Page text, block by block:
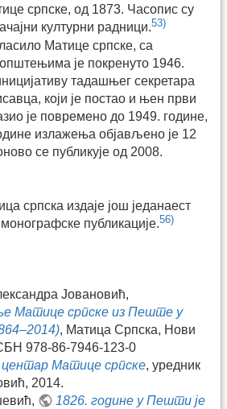
српске, од 1873. Часопис су
културни радници.53)
Матице српске, са
је покренуто 1946.
тадашњег секретара
који је постао и њен први
је повремено до 1949. године,
излажења објављено је 12
се публикује од 2008.
српска издаје још једанаест
публикације.56)
Јовановић,
Матице српске из Пеште у
, Матица Српска, Нови
978-86-7946-123-0
центар Матице српске, уредник
2014.
1826. године у Пешти је